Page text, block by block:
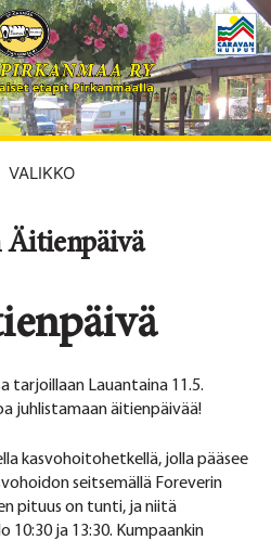
VALIKKO
Äitienpäivä
tarjoillaan Lauantaina 11.5.
juhlistamaan äitienpäivää!
kasvohoitohetkellä, jolla pääsee
seitsemällä Foreverin
pituus on tunti, ja niitä
ja 13:30. Kumpaankin